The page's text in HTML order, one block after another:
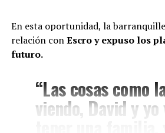
que no daba más”.
En esta oportunidad, la
relación conEscro y expuso los
futuro.
“Las cosas como
viendo, David y yo